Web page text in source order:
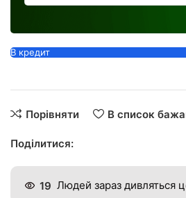
В кредит
Порівняти В список
Поділитися:
19 Людей зараз дивляться